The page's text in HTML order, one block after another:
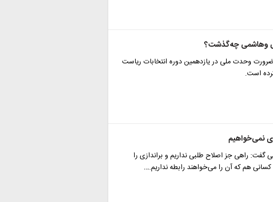
وهاشمی چه‌گذشت؟
ضرورت وحدت ملی در یازدهمین دوره انتخابات ریاست
است.
نمی‌خواهیم
گفت: راهی جز اصلاح طلبی نداریم و براندازی را
هم که آن را می‌خواهند رابطه نداریم.…